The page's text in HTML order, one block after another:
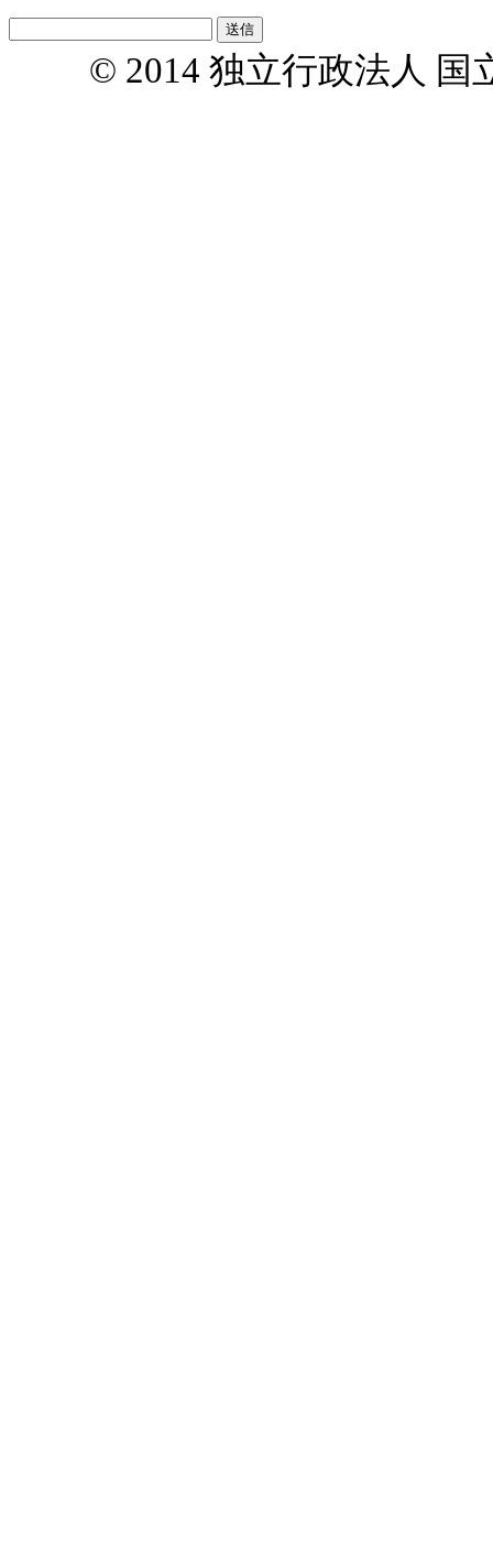
© 2014 独立行政法人 国